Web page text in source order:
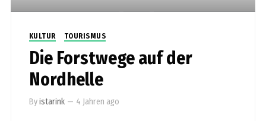
KULTUR TOURISMUS
Die Forstwege auf der
Nordhelle
Byistarink — 4 Jahren ago